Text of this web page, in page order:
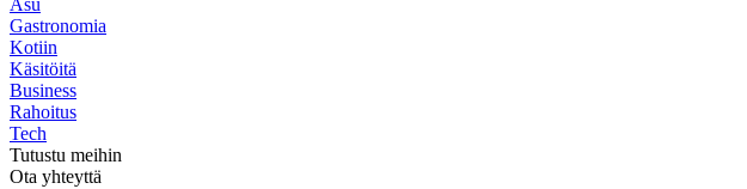
Asu
Gastronomia
Kotiin
Käsitöitä
Business
Rahoitus
Tech
Tutustu meihin
Ota yhteyttä